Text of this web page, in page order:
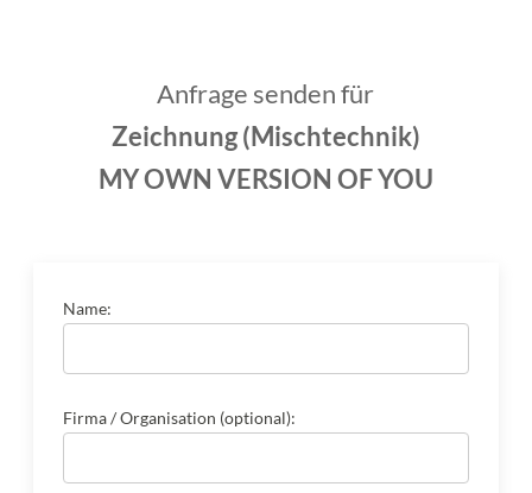
Anfrage senden für
Zeichnung (Mischtechnik)
MY OWN VERSION OF YOU
Name:
Firma / Organisation (optional):